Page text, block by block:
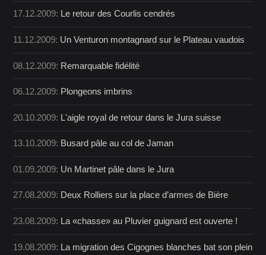
17.12.2009: Le retour des Courlis cendrés
11.12.2009: Un Venturon montagnard sur le Plateau vaudois
08.12.2009: Remarquable fidélité
06.12.2009: Plongeons imbrins
20.10.2009: L'aigle royal de retour dans le Jura suisse
13.10.2009: Busard pâle au col de Jaman
01.09.2009: Un Martinet pâle dans le Jura
27.08.2009: Deux Rolliers sur la place d’armes de Bière
23.08.2009: La «chasse» au Pluvier guignard est ouverte !
19.08.2009: La migration des Cigognes blanches bat son plein